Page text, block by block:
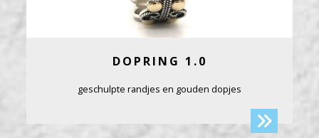
DOPRING 1.0
geschulpte randjes en gouden dopjes